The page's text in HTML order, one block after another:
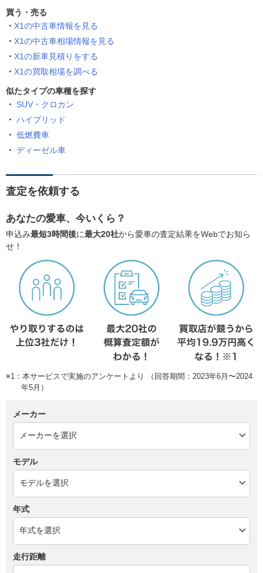
買う・売る
X1の中古車情報を見る
X1の中古車相場情報を見る
X1の新車見積りをする
X1の買取相場を調べる
似たタイプの車種を探す
SUV・クロカン
ハイブリッド
低燃費車
ディーゼル車
査定を依頼する
あなたの愛車、今いくら？
申込み最短3時間後に最大20社から愛車の査定結果をWebでお知ら
せ！
※1：本サービスで実施のアンケートより （回答期間：2023年6月〜2024
年5月）
メーカー
モデル
年式
走行距離